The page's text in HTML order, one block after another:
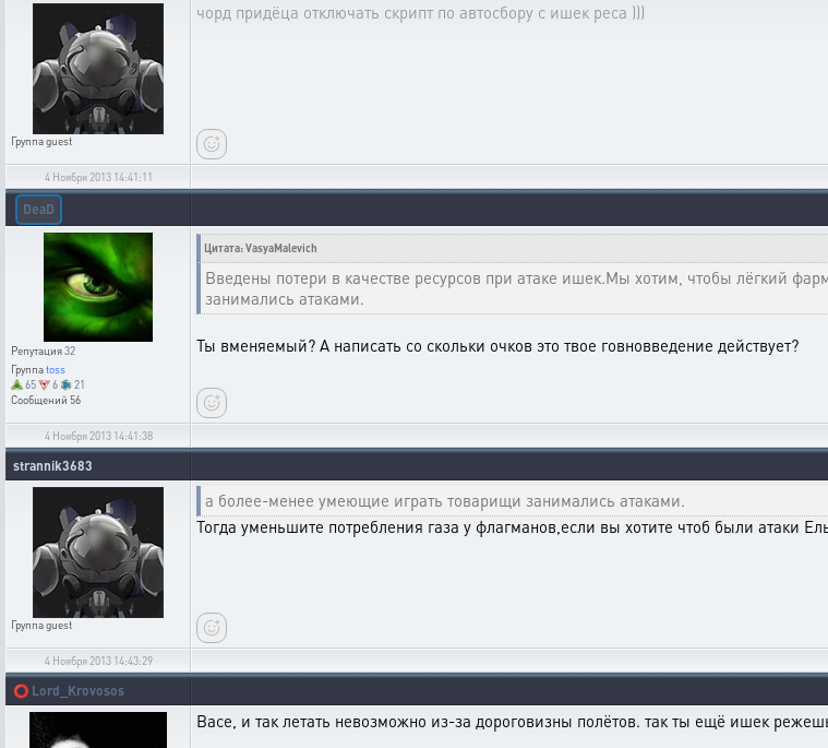
Группаguest
чорд придёца отключать скрипт по автосбору с ишек реса )))
4 Ноября 2013 14:41:11
DeaD
Репутация32
Группаtoss
65
6
21
Сообщений 56
Цитата: VasyaMalevich
Введены потери в качестве ресурсов при атаке ишек.Мы хотим, чтобы лёгкий
занимались атаками.
Ты вменяемый? А написать со скольки очков это твое говновведение действует?
4 Ноября 2013 14:41:38
strannik3683
Группаguest
а более-менее умеющие играть товарищи занимались атаками.
Тогда уменьшите потребления газа у флагманов,если вы хотите чтоб были атаки
4 Ноября 2013 14:43:29
⭕ Lord_Krovosos
Васе, и так летать невозможно из-за дороговизны полётов. так ты ещё ишек